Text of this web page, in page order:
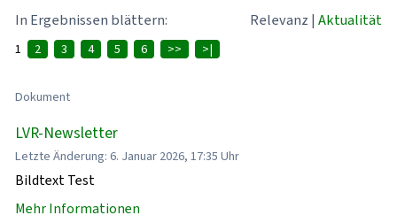
In Ergebnissen blättern:
Relevanz | Aktualität
1 2 3 4 5 6 >> >|
Dokument
LVR-Newsletter
Letzte Änderung: 6. Januar 2026, 17:35 Uhr
Bildtext Test
Mehr Informationen